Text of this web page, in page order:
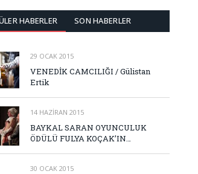
HABERLER SON HABERLER
29 OCAK 2015
VENEDİK CAMCILIĞI / Gülistan
Ertik
14 HAZIRAN 2015
BAYKAL SARAN OYUNCULUK
ÖDÜLÜ FULYA KOÇAK’IN…
30 OCAK 2015